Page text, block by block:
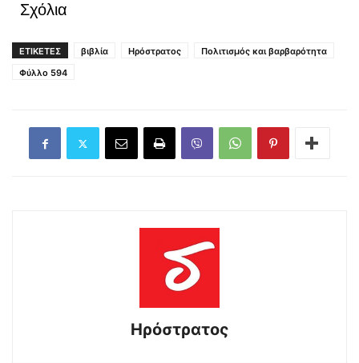
Σχόλια
ΕΤΙΚΕΤΕΣ βιβλία Ηρόστρατος
Πολιτισμός και βαρβαρότητα
Φύλλο 594
Ηρόστρατος